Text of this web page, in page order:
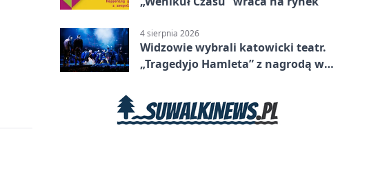
4 sierpnia 2026
Widzowie wybrali katowicki teatr.
„Tragedyjo Hamleta” z nagrodą w